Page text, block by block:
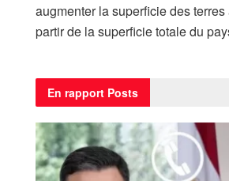
augmenter la superficie des
partir de la superficie totale du
En rapport Posts